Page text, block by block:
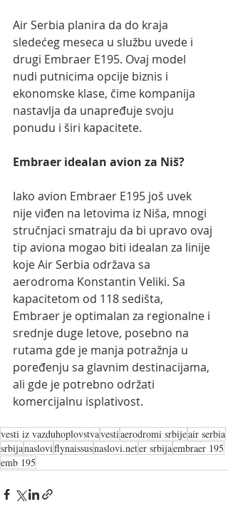
Air Serbia planira da do kraja
sledećeg meseca u službu uvede i
drugi Embraer E195. Ovaj model
nudi putnicima opcije biznis i
ekonomske klase, čime kompanija
nastavlja da unapređuje svoju
ponudu i širi kapacitete.
Embraer idealan avion za Niš?
Iako avion Embraer E195 još uvek
nije viđen na letovima iz Niša, mnogi
stručnjaci smatraju da bi upravo ovaj
tip aviona mogao biti idealan za linije
koje Air Serbia održava sa
aerodroma Konstantin Veliki. Sa
kapacitetom od 118 sedišta,
Embraer je optimalan za regionalne i
srednje duge letove, posebno na
rutama gde je manja potražnja u
poređenju sa glavnim destinacijama,
ali gde je potrebno održati
komercijalnu isplativost.
vesti iz vazduhoplovstvavestiaerodromi srbijeair serbia
srbijanasloviflynaissusnaslovi.neter srbijaembraer 195
emb 195